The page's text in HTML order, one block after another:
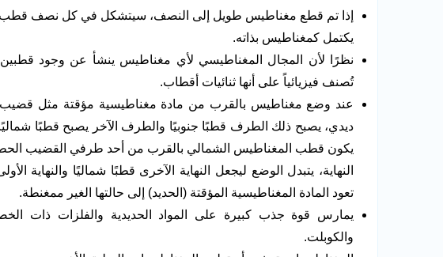
إذا تم قطع مغناطيس طويل إلى النصف، سيتشكل في كل نصف
يكتمل كمغناطيس بذاته.
نظرًا لأن المجال المغناطيسي لأي مغناطيس ينشأ عن وجود قطبين
تُصنف فيزيائياً على أنها ثنائيات أقطاب.
عند وضع مغناطيس بالقرب من مادة مغناطيسية مؤقتة مثل قضيب
ديدي، يصبح ذلك الطرف قطبًا جنوبيًا والطرف الآخر يصبح قطبًا
يكون قطب المغناطيس الشمالي بالقرب من أحد طرفي القضيب
النهاية، يتبدل الوضع ليجعل النهاية الآخرى قطبًا شماليًا والنهاية
تعود المادة المغناطيسية المؤقتة (الحديد) إلى حالتها الغير ممغنطة.
يمارس قوة جذب كبيرة على المواد الحديدية والفلزات ذات
والكوبلت.